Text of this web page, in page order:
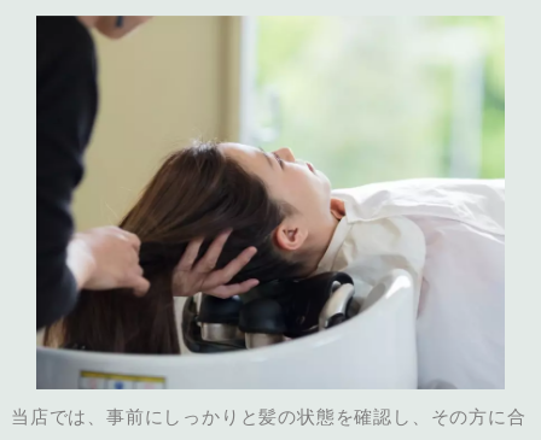
当店では、事前にしっかりと髪の状態を確認し、その方に合